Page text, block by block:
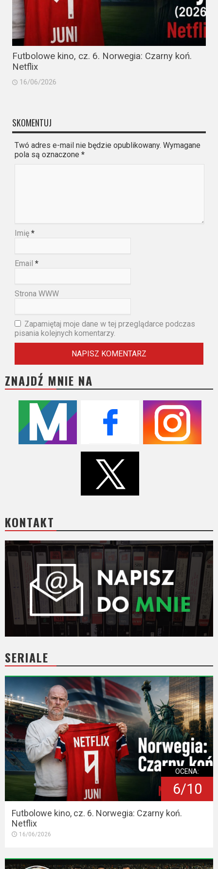
Futbolowe kino, cz. 6. Norwegia: Czarny koń.
Netflix
16/06/2026
SKOMENTUJ
Twó adres e-mail nie będzie opublikowany. Wymagane
pola są oznaczone *
Imię *
Email *
Strona WWW
Zapamiętaj moje dane w tej przeglądarce podczas
pisania kolejnych komentarzy.
ZNAJDŹ MNIE NA
KONTAKT
SERIALE
OCENA:
6/10
Futbolowe kino, cz. 6. Norwegia: Czarny koń.
Netflix
16/06/2026